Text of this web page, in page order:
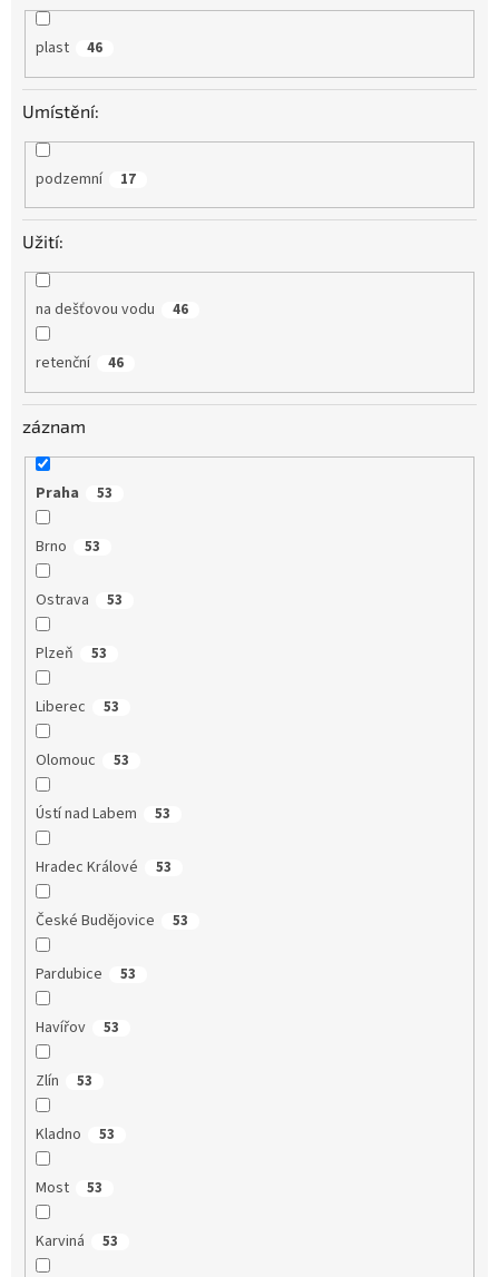
plast 46
Umístění:
podzemní 17
Užití:
na dešťovou vodu 46
retenční 46
záznam
Praha 53
Brno 53
Ostrava 53
Plzeň 53
Liberec 53
Olomouc 53
Ústí nad Labem 53
Hradec Králové 53
České Budějovice 53
Pardubice 53
Havířov 53
Zlín 53
Kladno 53
Most 53
Karviná 53